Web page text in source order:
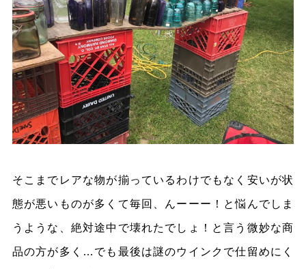
そこまでレアな物が揃っているわけでもなく安いが状
態が悪いものが多くて毎回、んーーー！と悩んでしま
うような、絶対途中で壊れたでしょ！と言う微妙な商
品の方が多く…でも最後は謎のウインクで仕留めにく